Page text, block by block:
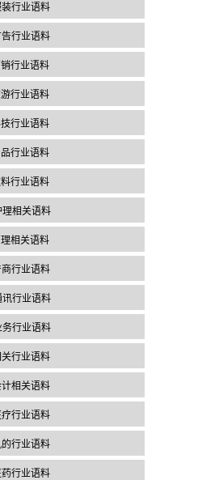
行业语料
行业语料
行业语料
行业语料
行业语料
行业语料
行业语料
相关语料
相关语料
行业语料
行业语料
行业语料
行业语料
相关语料
行业语料
行业语料
行业语料